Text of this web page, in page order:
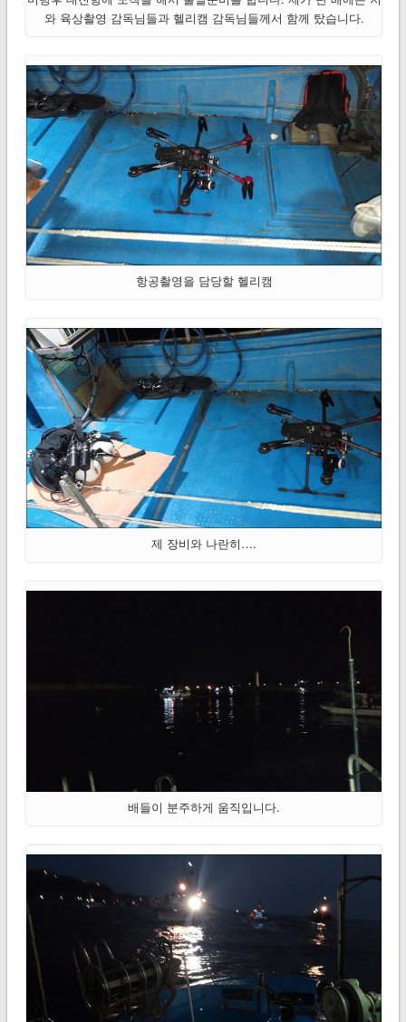
와 육상촬영 감독님들과 헬리캠 감독님들께서 함께 탔습니다.
항공촬영을 담당할 헬리캠
제 장비와 나란히….
배들이 분주하게 움직입니다.